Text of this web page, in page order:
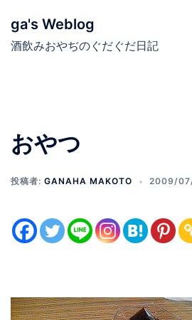
ga's Weblog
酒飲みおやぢのぐだぐだ日記
おやつ
投稿者: GANAHA MAKOTO 2009/